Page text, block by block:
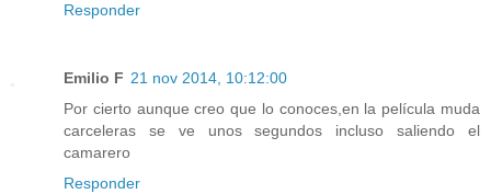
Responder
Emilio F 21 nov 2014, 10:12:00
Por cierto aunque creo que lo conoces,en la película muda
carceleras se ve unos segundos incluso saliendo el
camarero
Responder